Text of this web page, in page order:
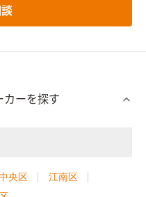
カーを探す
央区
江南区